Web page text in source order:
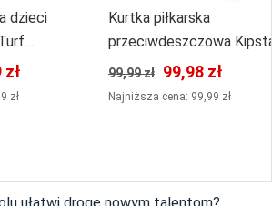
dzieci
zł
zł
Kurtka piłkarska
przeciwdeszczowa
Viralto Club
99,99 zł 99,98 zł
Najniższa cena: 99,99 zł